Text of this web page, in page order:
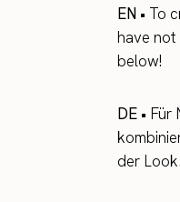
EN • To
have not
below!
DE • Für
der